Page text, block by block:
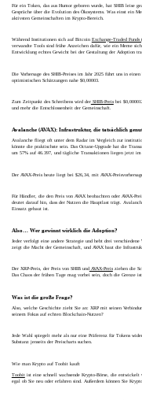
Für ein Token, das aus Humor geboren wurde, hat SHIB leise
Gespräche über die Evolution des Ökosystems. Was einst ein
aktivsten Gemeinschaften im Krypto-Bereich.
Während Institutionen sich auf Bitcoin Exchange-Traded Funds
verwandte Tools sind frühe Anzeichen dafür, wie ein Meme
Entwicklung echtes Gewicht bei der Gestaltung der Adoption
Die Vorhersage des SHIB-Preises im Jahr 2025 führt uns in
optimistischen Schätzungen nahe $0,00003.
Zum Zeitpunkt des Schreibens wird derSHIB-Preisbei
und mehr die Entschlossenheit der Gemeinschaft.
Avalanche (AVAX): Infrastruktur, die tatsächlich
Avalanche fliegt oft unter dem Radar im Vergleich zur
könnte die praktischste sein. Das Octane-Upgrade hat die
um 57% auf 46.397, und tägliche Transaktionen liegen jetzt
Der AVAX-Preis heute liegt bei $26,34, mit AVAX-
Für Händler, die den Preis von AVAX beobachten oder AVAX-
deutet darauf hin, dass der Nutzen die Hauptlast trägt.
Einsatz gebaut ist.
Also… Wer gewinnt wirklich die Adoption?
Jeder verfolgt eine andere Strategie und hebt drei
zeigt die Macht der Gemeinschaft, und AVAX baut die
Der XRP-Preis, der Preis von SHIB und AVAX-Preisziehen die
Das Chaos der frühen Tage mag vorbei sein, doch die Grenze
Was ist die große Frage?
Also, welche Geschichte zieht Sie an: XRP mit seinen
seinem Fokus auf echten Blockchain-Nutzen?
Jede Wahl spiegelt mehr als nur eine Präferenz für Tokens
Substanz jenseits der Preischarts suchen.
Wie man Krypto auf Toobit kauft
Toobitist eine schnell wachsende Krypto-Börse, die entwickelt
egal ob Sie neu oder erfahren sind. Außerdem können Sie